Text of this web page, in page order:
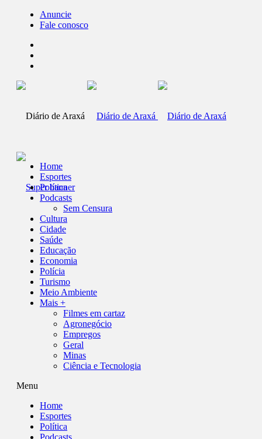
Anuncie
Fale conosco
Home
Esportes
Política
Podcasts
Sem Censura
Cultura
Cidade
Saúde
Educação
Economia
Polícia
Turismo
Meio Ambiente
Mais +
Filmes em cartaz
Agronegócio
Empregos
Geral
Minas
Ciência e Tecnologia
Menu
Home
Esportes
Política
Podcasts